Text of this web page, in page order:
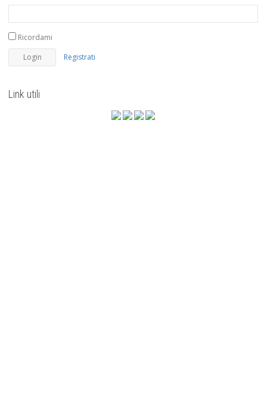
Ricordami
Registrati
Link utili